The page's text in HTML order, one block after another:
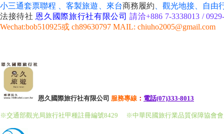
小三通套票聯程 、客製旅遊、來台商務履約
觀光地接、自由
法接待社 恩久國際旅行社有限公司 請洽+886 7-3338013 /
Wechat:bob510925或 ch89630797 MAIL: chiuho2005@gmail.com
恩久國際旅行社有限公司 服務專線 ： 電話(07)333-8013
※交通部觀光局旅行社甲種註冊編號8429 ※中華民國旅行業品質保障協會